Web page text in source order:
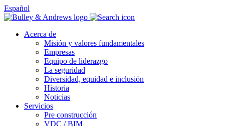
Español
Acerca de
Misión y valores fundamentales
Empresas
Equipo de liderazgo
La seguridad
Diversidad, equidad e inclusión
Historia
Noticias
Servicios
Pre construcción
VDC / BIM